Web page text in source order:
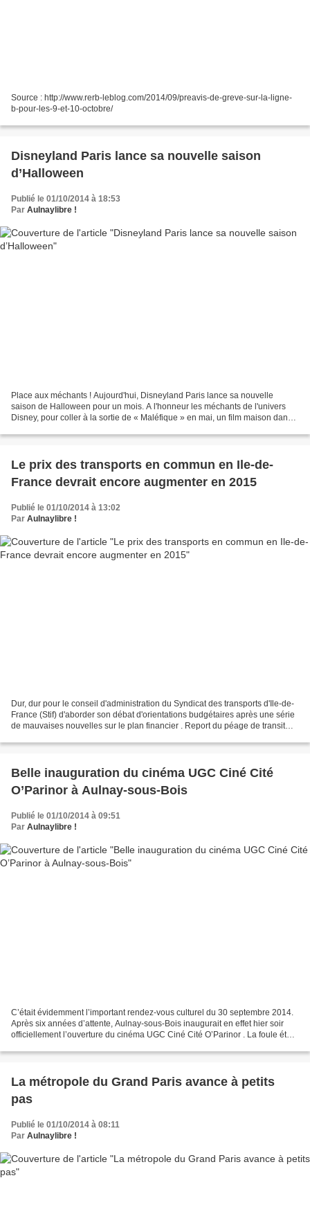
Source : http://www.rerb-leblog.com/2014/09/preavis-de-greve-sur-la-ligne-
b-pour-les-9-et-10-octobre/
Disneyland Paris lance sa nouvelle saison
d’Halloween
Publié le 01/10/2014 à 18:53
Par Aulnaylibre !
Place aux méchants ! Aujourd'hui, Disneyland Paris lance sa nouvelle
saison de Halloween pour un mois. A l'honneur les méchants de l'univers
Disney, pour coller à la sortie de « Maléfique » en mai, un film maison dans
Le prix des transports en commun en Ile-de-
France devrait encore augmenter en 2015
Publié le 01/10/2014 à 13:02
Par Aulnaylibre !
Dur, dur pour le conseil d'administration du Syndicat des transports d'Ile-de-
France (Stif) d'aborder son débat d'orientations budgétaires après une série
de mauvaises nouvelles sur le plan financier . Report du péage de transit
Belle inauguration du cinéma UGC Ciné Cité
O’Parinor à Aulnay-sous-Bois
Publié le 01/10/2014 à 09:51
Par Aulnaylibre !
C’était évidemment l’important rendez-vous culturel du 30 septembre 2014.
Après six années d’attente, Aulnay-sous-Bois inaugurait en effet hier soir
officiellement l’ouverture du cinéma UGC Ciné Cité O’Parinor . La foule était
La métropole du Grand Paris avance à petits
pas
Publié le 01/10/2014 à 08:11
Par Aulnaylibre !